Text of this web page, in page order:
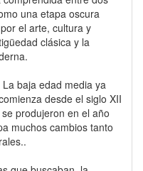
una etapa oscura
el arte, cultura y
clásica y la
baja edad media ya
desde el siglo XII
produjeron en el año
muchos cambios tanto